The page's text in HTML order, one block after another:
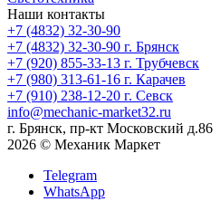
Наши контакты
+7 (4832) 32-30-90
+7 (4832) 32-30-90 г. Брянск
+7 (920) 855-33-13 г. Трубчевск
+7 (980) 313-61-16 г. Карачев
+7 (910) 238-12-20 г. Севск
info@mechanic-market32.ru
г. Брянск, пр-кт Московский д.86
2026 © Механик Маркет
Telegram
WhatsApp